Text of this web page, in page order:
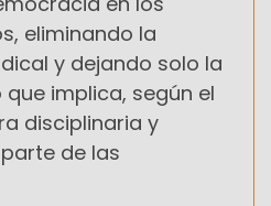
eliminando la
y dejando solo la
implica, según el
disciplinaria y
de las